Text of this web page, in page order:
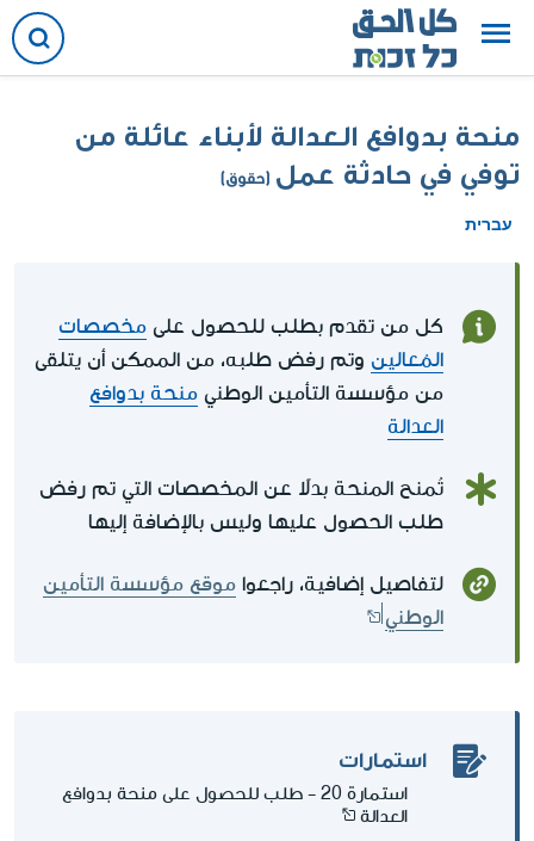
منحة بدوافع العدالة لأبناء عائلة من
توفي في حادثة عمل
(حقوق)
עברית
كل من تقدم بطلب للحصول على مخصصات
المُعالين وتم رفض طلبه، من الممكن أن يتلقى
من مؤسسة التأمين الوطني منحة بدوافع
العدالة
تُمنح المنحة بدلاً عن المخصصات التي تم رفض
طلب الحصول عليها وليس بالإضافة إليها
لتفاصيل إضافية، راجعوا موقع مؤسسة التأمين
الوطني
استمارات
استمارة 20 - طلب للحصول على منحة بدوافع
العدالة